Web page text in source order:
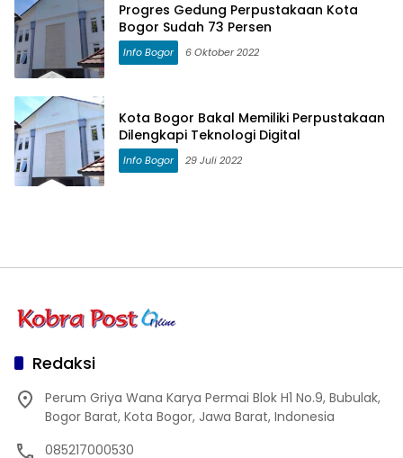
Progres Gedung Perpustakaan Kota
Bogor Sudah 73 Persen
Info Bogor 6 Oktober 2022
Kota Bogor Bakal Memiliki Perpustakaan
Dilengkapi Teknologi Digital
Info Bogor 29 Juli 2022
Redaksi
Perum Griya Wana Karya Permai Blok H1 No.9, Bubulak,
Bogor Barat, Kota Bogor, Jawa Barat, Indonesia
085217000530